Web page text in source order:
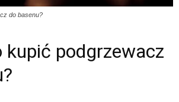
do basenu?
kupić podgrzewacz